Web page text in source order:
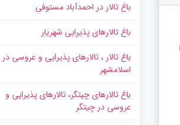
باغ تالار در احمدآباد مستوفی
باغ تالارهای پذیرایی شهریار
باغ تالار ، تالارهای پذیرایی و عروسی در
اسلامشهر
باغ تالارهای چیتگر، تالارهای پذیرایی و
عروسی در چیتگر